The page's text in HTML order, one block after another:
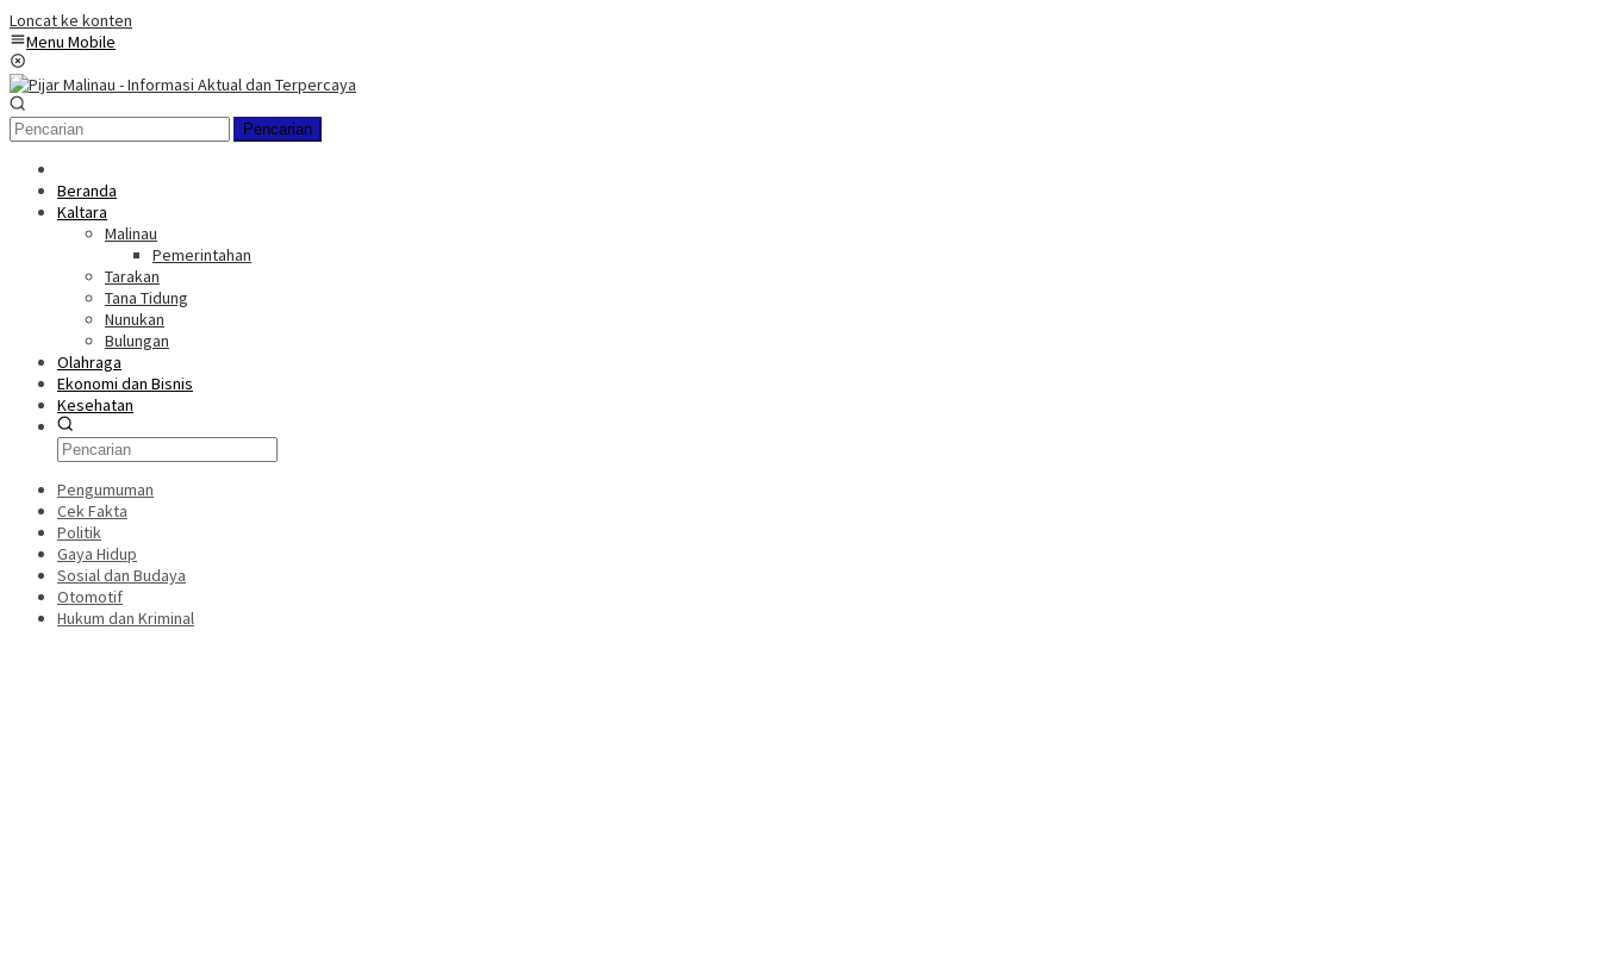
Loncat ke konten
Menu Mobile
Pencarian
Beranda
Kaltara
Malinau
Pemerintahan
Tarakan
Tana Tidung
Nunukan
Bulungan
Olahraga
Ekonomi dan Bisnis
Kesehatan
Pengumuman
Cek Fakta
Politik
Gaya Hidup
Sosial dan Budaya
Otomotif
Hukum dan Kriminal